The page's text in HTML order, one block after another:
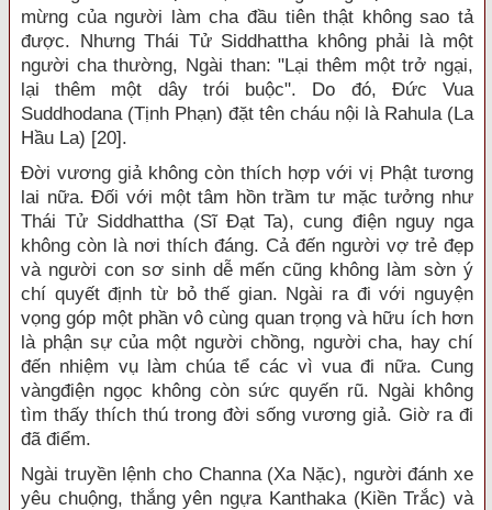
mừng của người làm cha đầu tiên thật không sao tả
được. Nhưng Thái Tử Siddhattha không phải là một
người cha thường, Ngài than: "Lại thêm một trở ngại,
lại thêm một dây trói buộc". Do đó, Đức Vua
Suddhodana (Tịnh Phạn) đặt tên cháu nội là Rahula (La
Hầu La) [20].
Đời vương giả không còn thích hợp với vị Phật tương
lai nữa. Đối với một tâm hồn trầm tư mặc tưởng như
Thái Tử Siddhattha (Sĩ Đạt Ta), cung điện nguy nga
không còn là nơi thích đáng. Cả đến người vợ trẻ đẹp
và người con sơ sinh dễ mến cũng không làm sờn ý
chí quyết định từ bỏ thế gian. Ngài ra đi với nguyện
vọng góp một phần vô cùng quan trọng và hữu ích hơn
là phận sự của một người chồng, người cha, hay chí
đến nhiệm vụ làm chúa tể các vì vua đi nữa. Cung
vàngđiện ngọc không còn sức quyến rũ. Ngài không
tìm thấy thích thú trong đời sống vương giả. Giờ ra đi
đã điểm.
Ngài truyền lệnh cho Channa (Xa Nặc), người đánh xe
yêu chuộng, thắng yên ngựa Kanthaka (Kiền Trắc) và